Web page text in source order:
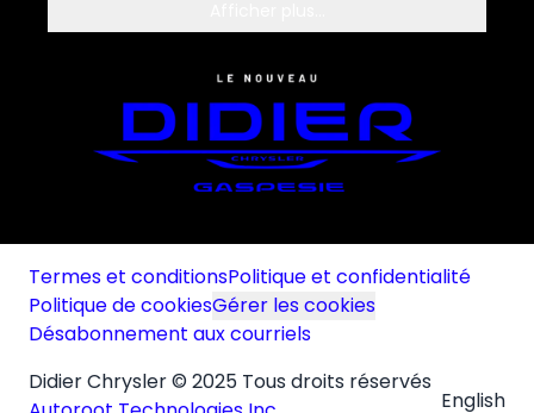
Termes et conditionsPolitique et confidentialité
Politique de cookiesGérer les cookies
Désabonnement aux courriels
Didier Chrysler © 2025 Tous droits réservés
English